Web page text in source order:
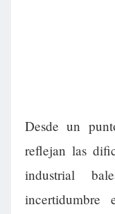
Desde un
reflejan las
industrial